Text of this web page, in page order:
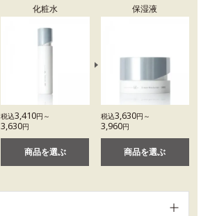
化粧水
税込3,410円～
3,630円
商品を選ぶ
保湿液
税込3,630円～
3,960円
商品を選ぶ